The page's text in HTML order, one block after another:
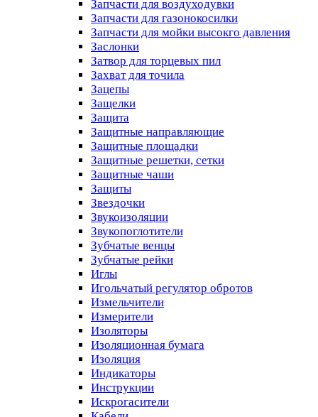
Запчасти для воздуходувки
Запчасти для газонокосилки
Запчасти для мойки высокго давления
Заслонки
Затвор для торцевых пил
Захват для точила
Зацепы
Защелки
Защита
Защитные направляющие
Защитные площадки
Защитные решетки, сетки
Защитные чаши
Защиты
Звездочки
Звукоизоляции
Звукопоглотители
Зубчатые венцы
Зубчатые рейки
Иглы
Игольчатый регулятор обротов
Измельчители
Измерители
Изоляторы
Изоляционная бумага
Изоляция
Индикаторы
Инструкции
Искрогасители